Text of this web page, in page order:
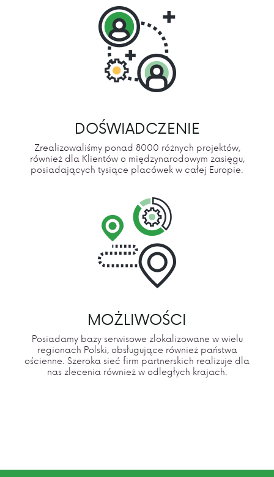
DOŚWIADCZENIE
Zrealizowaliśmy ponad 8000 różnych projektów,
również dla Klientów o międzynarodowym zasięgu,
posiadających tysiące placówek w całej Europie.
MOŻLIWOŚCI
Posiadamy bazy serwisowe zlokalizowane w wielu
regionach Polski, obsługujące również państwa
ościenne. Szeroka sieć firm partnerskich realizuje dla
nas zlecenia również w odległych krajach.